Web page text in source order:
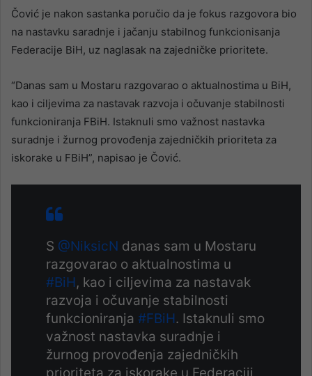
Čović je nakon sastanka poručio da je fokus razgovora bio
na nastavku saradnje i jačanju stabilnog funkcionisanja
Federacije BiH, uz naglasak na zajedničke prioritete.
“Danas sam u Mostaru razgovarao o aktualnostima u BiH,
kao i ciljevima za nastavak razvoja i očuvanje stabilnosti
funkcioniranja FBiH. Istaknuli smo važnost nastavka
suradnje i žurnog provođenja zajedničkih prioriteta za
iskorake u FBiH”, napisao je Čović.
S @NiksicN danas sam u Mostaru
razgovarao o aktualnostima u
#BiH, kao i ciljevima za nastavak
razvoja i očuvanje stabilnosti
funkcioniranja #FBiH. Istaknuli smo
važnost nastavka suradnje i
žurnog provođenja zajedničkih